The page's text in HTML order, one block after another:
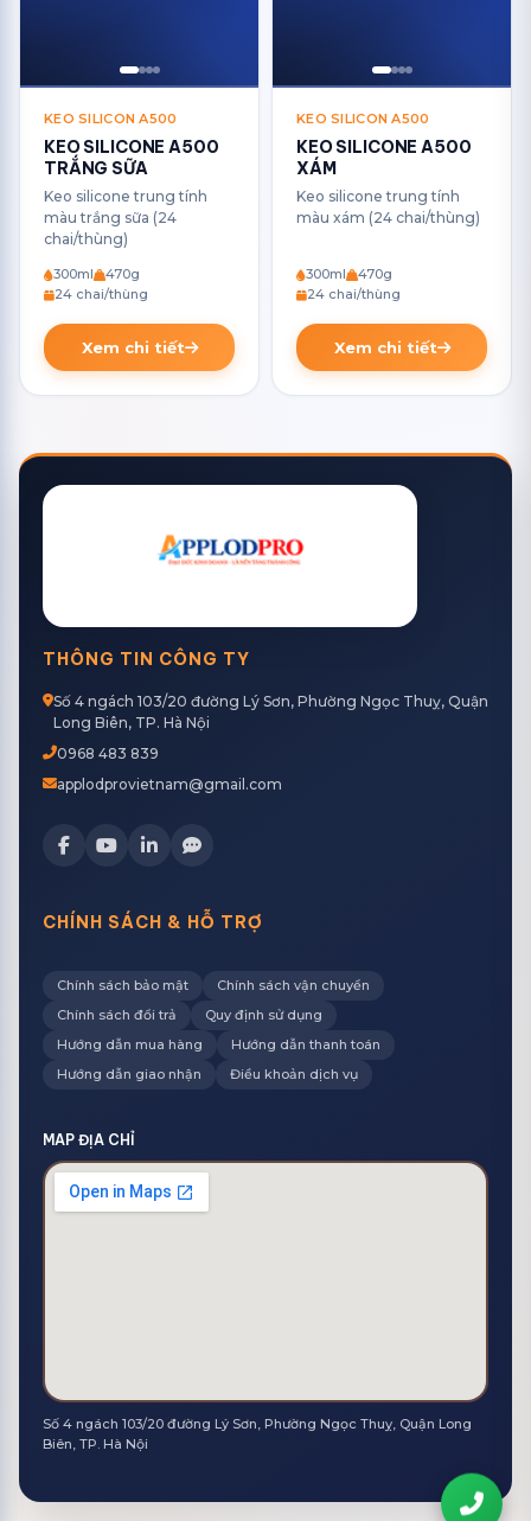
KEO SILICON A500
KEO SILICONE A500
TRẮNG SỮA
Keo silicone trung tính
màu trắng sữa (24
chai/thùng)
300ml
470g
24 chai/thùng
Xem chi tiết
KEO SILICON A500
KEO SILICONE A500
XÁM
Keo silicone trung tính
màu xám (24 chai/thùng)
300ml
470g
24 chai/thùng
Xem chi tiết
THÔNG TIN CÔNG TY
Số 4 ngách 103/20 đường Lý Sơn, Phường Ngọc Thuỵ, Quận
Long Biên, TP. Hà Nội
0968 483 839
applodprovietnam@gmail.com
CHÍNH SÁCH & HỖ TRỢ
Chính sách bảo mật
Chính sách vận chuyển
Chính sách đổi trả
Quy định sử dụng
Hướng dẫn mua hàng
Hướng dẫn thanh toán
Hướng dẫn giao nhận
Điều khoản dịch vụ
MAP ĐỊA CHỈ
Số 4 ngách 103/20 đường Lý Sơn, Phường Ngọc Thuỵ, Quận Long
Biên, TP. Hà Nội